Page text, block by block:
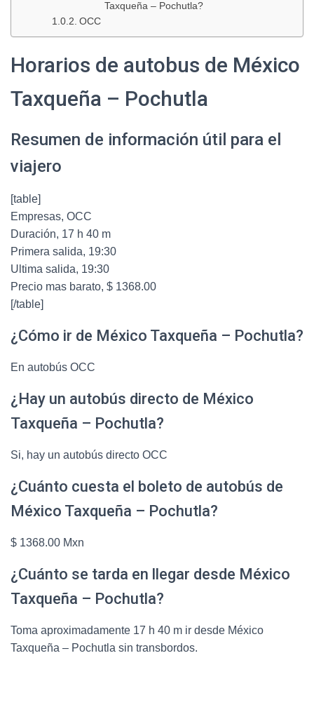
Taxqueña – Pochutla?
OCC
Horarios de autobus de México
Taxqueña – Pochutla
Resumen de información útil para el
viajero
[table]
Empresas, OCC
Duración, 17 h 40 m
Primera salida, 19:30
Ultima salida, 19:30
Precio mas barato, $ 1368.00
[/table]
¿Cómo ir de México Taxqueña – Pochutla?
En autobús OCC
¿Hay un autobús directo de México
Taxqueña – Pochutla?
Si, hay un autobús directo OCC
¿Cuánto cuesta el boleto de autobús de
México Taxqueña – Pochutla?
$ 1368.00 Mxn
¿Cuánto se tarda en llegar desde México
Taxqueña – Pochutla?
Toma aproximadamente 17 h 40 m ir desde México
Taxqueña – Pochutla sin transbordos.